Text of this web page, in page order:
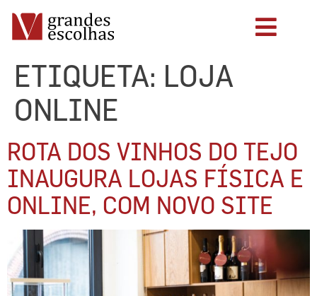
ETIQUETA: LOJA
ONLINE
ROTA DOS VINHOS DO TEJO
INAUGURA LOJAS FÍSICA E
ONLINE, COM NOVO SITE